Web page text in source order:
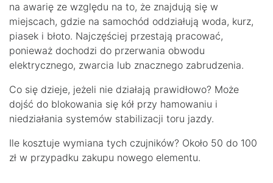
na awarię ze względu na to, że znajdują się w
miejscach, gdzie na samochód oddziałują woda, kurz,
piasek i błoto. Najczęściej przestają pracować,
ponieważ dochodzi do przerwania obwodu
elektrycznego, zwarcia lub znacznego zabrudzenia.
Co się dzieje, jeżeli nie działają prawidłowo? Może
dojść do blokowania się kół przy hamowaniu i
niedziałania systemów stabilizacji toru jazdy.
Ile kosztuje wymiana tych czujników? Około 50 do 100
zł w przypadku zakupu nowego elementu.